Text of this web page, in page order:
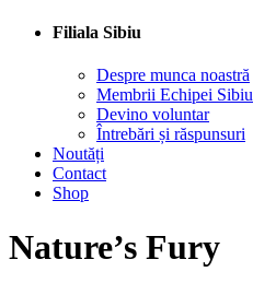
Filiala Sibiu
Despre munca noastră
Membrii Echipei Sibiu
Devino voluntar
Întrebări și răspunsuri
Noutăți
Contact
Shop
Nature’s Fury